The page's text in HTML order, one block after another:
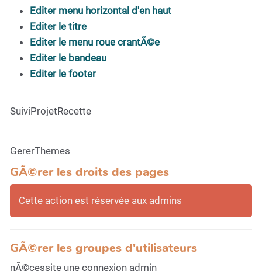
Editer menu horizontal d'en haut
Editer le titre
Editer le menu roue crantÃ©e
Editer le bandeau
Editer le footer
SuiviProjetRecette
GererThemes
GÃ©rer les droits des pages
Cette action est réservée aux admins
GÃ©rer les groupes d'utilisateurs
nÃ©cessite une connexion admin